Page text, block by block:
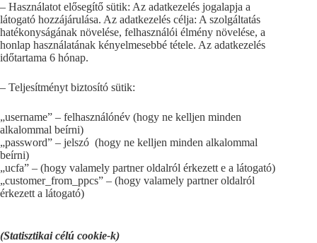
– Használatot elősegítő sütik: Az adatkezelés jogalapja a
látogató hozzájárulása. Az adatkezelés célja: A szolgáltatás
hatékonyságának növelése, felhasználói élmény növelése, a
honlap használatának kényelmesebbé tétele. Az adatkezelés
időtartama 6 hónap.
– Teljesítményt biztosító sütik:
„username” – felhasználónév (hogy ne kelljen minden
alkalommal beírni)
„password” – jelszó (hogy ne kelljen minden alkalommal
beírni)
„ucfa” – (hogy valamely partner oldalról érkezett e a látogató)
„customer_from_ppcs” – (hogy valamely partner oldalról
érkezett a látogató)
(Statisztikai célú cookie-k)